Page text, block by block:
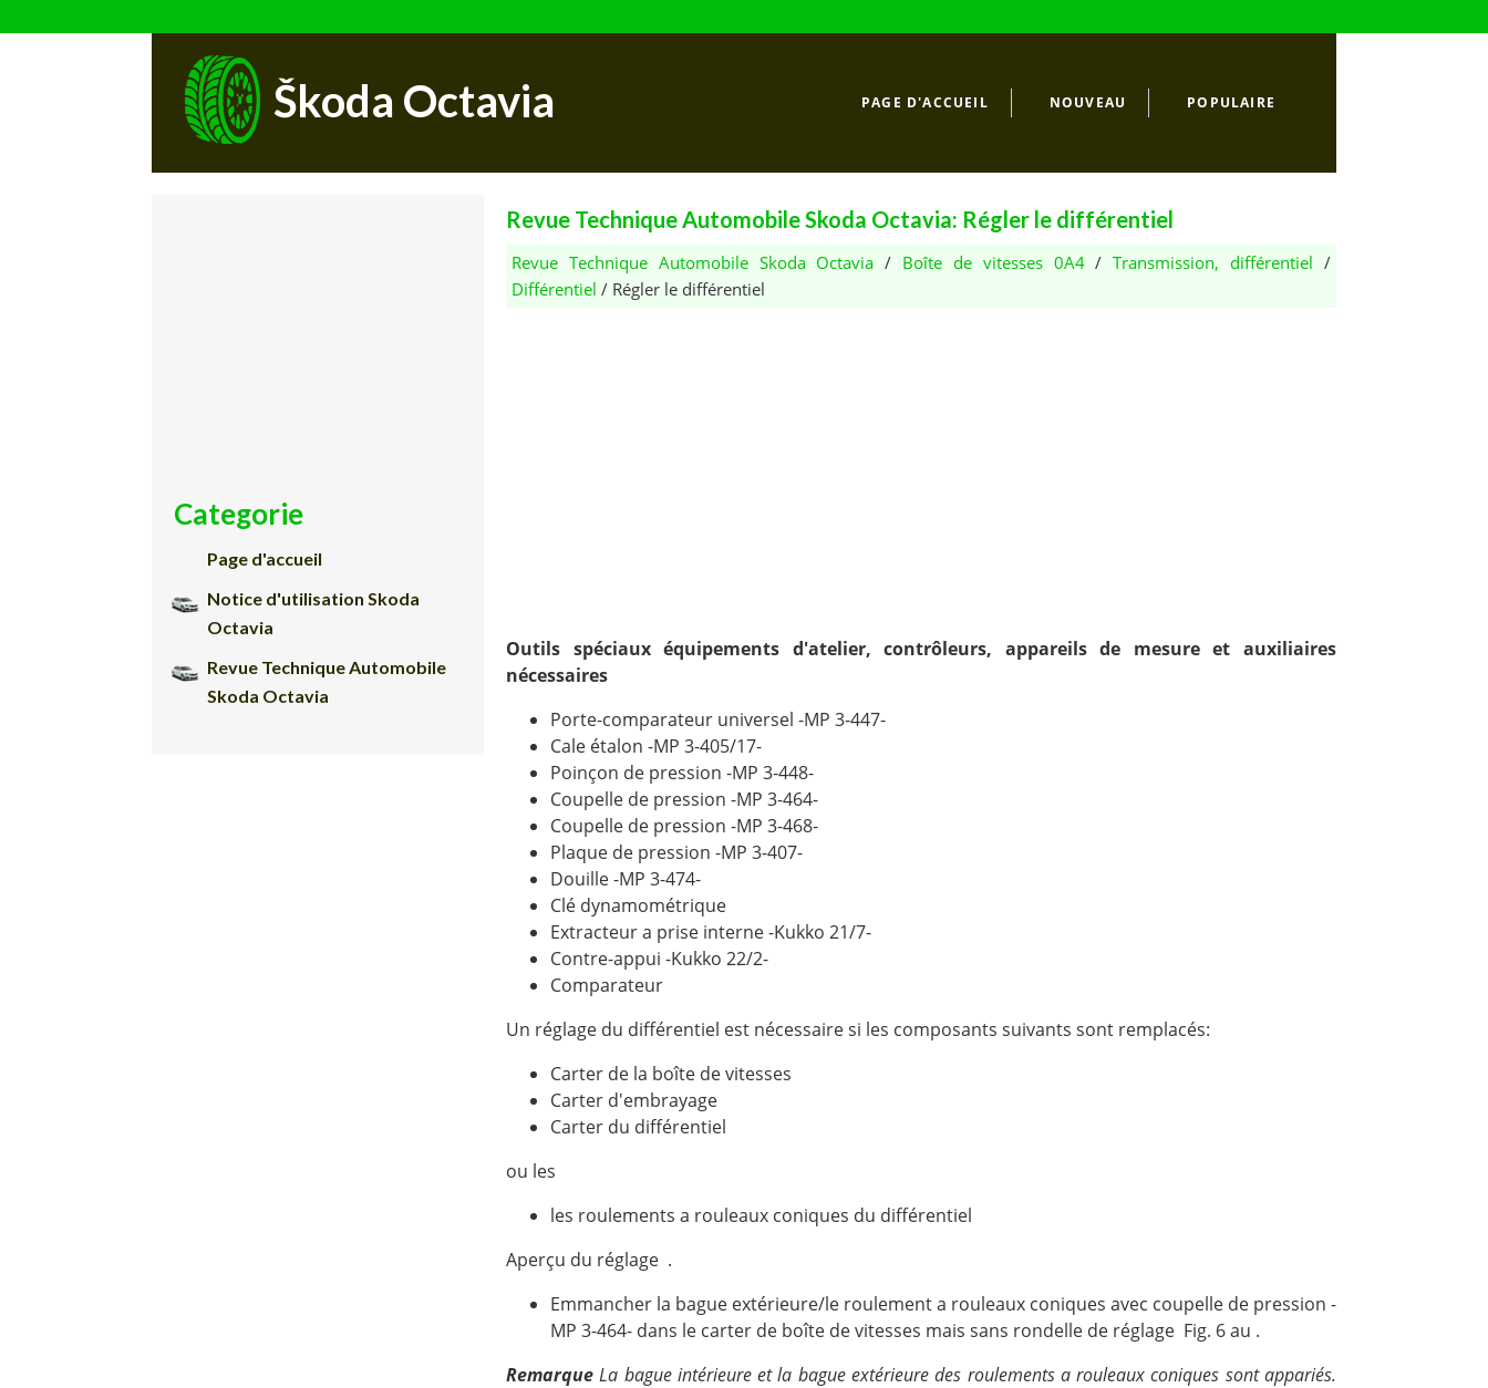
Škoda Octavia PAGE D'ACCUEIL NOUVEAU POPULAIRE
Revue Technique Automobile Skoda Octavia: Régler le différentiel
Revue Technique Automobile Skoda Octavia / Boîte de vitesses 0A4/Transmission, différentiel /
Différentiel / Régler le différentiel
Outils spéciaux équipements d'atelier, contrôleurs, appareils de mesure et auxiliaires
nécessaires
Porte-comparateur universel -MP 3-447-
Cale étalon -MP 3-405/17-
Poinçon de pression -MP 3-448-
Coupelle de pression -MP 3-464-
Coupelle de pression -MP 3-468-
Plaque de pression -MP 3-407-
Douille -MP 3-474-
Clé dynamométrique
Extracteur a prise interne -Kukko 21/7-
Contre-appui -Kukko 22/2-
Comparateur
Un réglage du différentiel est nécessaire si les composants suivants sont remplacés:
Carter de la boîte de vitesses
Carter d'embrayage
Carter du différentiel
ou les
les roulements a rouleaux coniques du différentiel
Aperçu du réglage .
Emmancher la bague extérieure/le roulement a rouleaux coniques avec coupelle de pression -
MP 3-464- dans le carter de boîte de vitesses mais sans rondelle de réglage Fig. 6 au .
Remarque La bague intérieure et la bague extérieure des roulements a rouleaux coniques sont appariés.
Categorie
Page d'accueil
Notice d'utilisation Skoda
Octavia
Revue Technique Automobile
Skoda Octavia